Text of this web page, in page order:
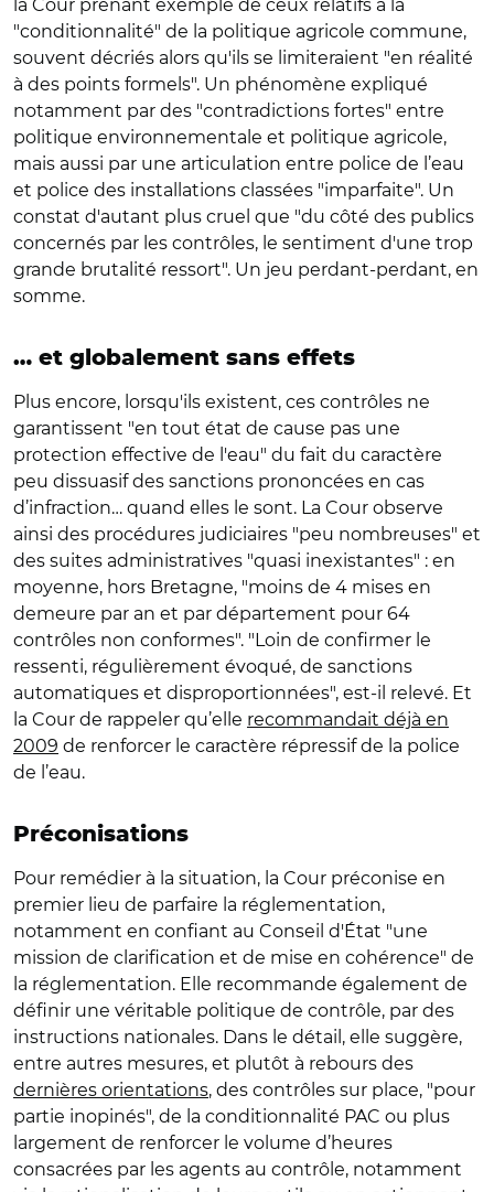
la Cour prenant exemple de ceux relatifs à la
"conditionnalité" de la politique agricole commune,
souvent décriés alors qu'ils se limiteraient "en réalité
à des points formels". Un phénomène expliqué
notamment par des "contradictions fortes" entre
politique environnementale et politique agricole,
mais aussi par une articulation entre police de l’eau
et police des installations classées "imparfaite". Un
constat d'autant plus cruel que "du côté des publics
concernés par les contrôles, le sentiment d'une trop
grande brutalité ressort". Un jeu perdant-perdant, en
somme.
… et globalement sans effets
Plus encore, lorsqu'ils existent, ces contrôles ne
garantissent "en tout état de cause pas une
protection effective de l'eau" du fait du caractère
peu dissuasif des sanctions prononcées en cas
d’infraction… quand elles le sont. La Cour observe
ainsi des procédures judiciaires "peu nombreuses" et
des suites administratives "quasi inexistantes" : en
moyenne, hors Bretagne, "moins de 4 mises en
demeure par an et par département pour 64
contrôles non conformes". "Loin de confirmer le
ressenti, régulièrement évoqué, de sanctions
automatiques et disproportionnées", est-il relevé. Et
la Cour de rappeler qu’elle recommandait déjà en
2009 de renforcer le caractère répressif de la police
de l’eau.
Préconisations
Pour remédier à la situation, la Cour préconise en
premier lieu de parfaire la réglementation,
notamment en confiant au Conseil d'État "une
mission de clarification et de mise en cohérence" de
la réglementation. Elle recommande également de
définir une véritable politique de contrôle, par des
instructions nationales. Dans le détail, elle suggère,
entre autres mesures, et plutôt à rebours des
dernières orientations, des contrôles sur place, "pour
partie inopinés", de la conditionnalité PAC ou plus
largement de renforcer le volume d’heures
consacrées par les agents au contrôle, notamment